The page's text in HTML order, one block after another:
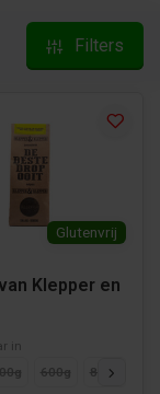
ook, deze
Op
Filters
Glutenvrij
Klepper en
in
600g 800g